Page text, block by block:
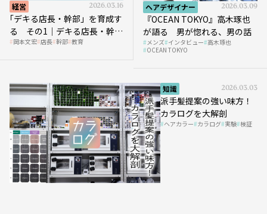
経営 2026.03.16
｢デキる店長・幹部」を育成す
る その1｜デキる店長・幹部
の「任せ方」
岡本文宏 店長 幹部 教育
ヘアデザイナー 2026.03.09
『OCEAN TOKYO』高木琢也
が語る 男が惚れる、男の話
メンズ インタビュー 高木琢也
OCEAN TOKYO
知識 2026.03.03
派手髪提案の強い味方！
カラログを大解剖
ヘアカラー カラログ 実験 検証